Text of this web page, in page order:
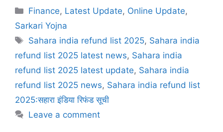
Finance, Latest Update, Online Update,
Sarkari Yojna
Sahara india refund list 2025, Sahara india
refund list 2025 latest news, Sahara india
refund list 2025 latest update, Sahara india
refund list 2025 news, Sahara india refund list
2025:सहारा इंडिया रिफंड सूची
Leave a comment